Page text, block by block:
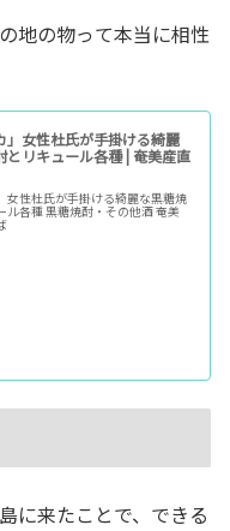
地の物って本当に相性
」女性杜氏が手掛ける綺麗
とリキュール各種 | 奄美産直
女性杜氏が手掛ける綺麗な黒糖焼
ル各種 黒糖焼酎・その他酒 奄美
に来たことで、できる